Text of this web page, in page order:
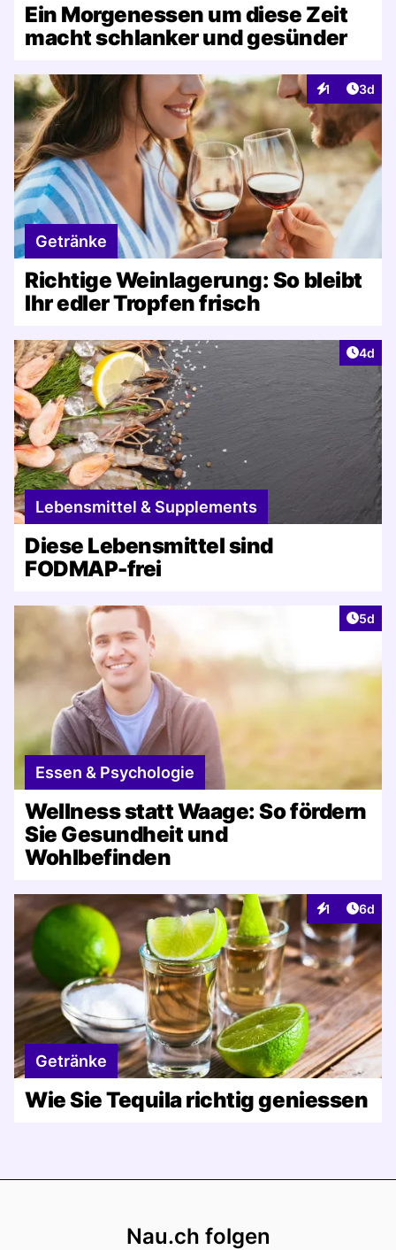
Ein Morgenessen um diese Zeit
macht schlanker und gesünder
1
Interaktionen
3d
Getränke
Richtige Weinlagerung: So bleibt
Ihr edler Tropfen frisch
4d
Lebensmittel & Supplements
Diese Lebensmittel sind
FODMAP-frei
5d
Essen & Psychologie
Wellness statt Waage: So fördern
Sie Gesundheit und
Wohlbefinden
1
Interaktionen
6d
Getränke
Wie Sie Tequila richtig geniessen
Nau.ch folgen